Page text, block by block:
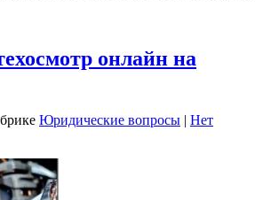
онлайн на
Юридические вопросы | Нет